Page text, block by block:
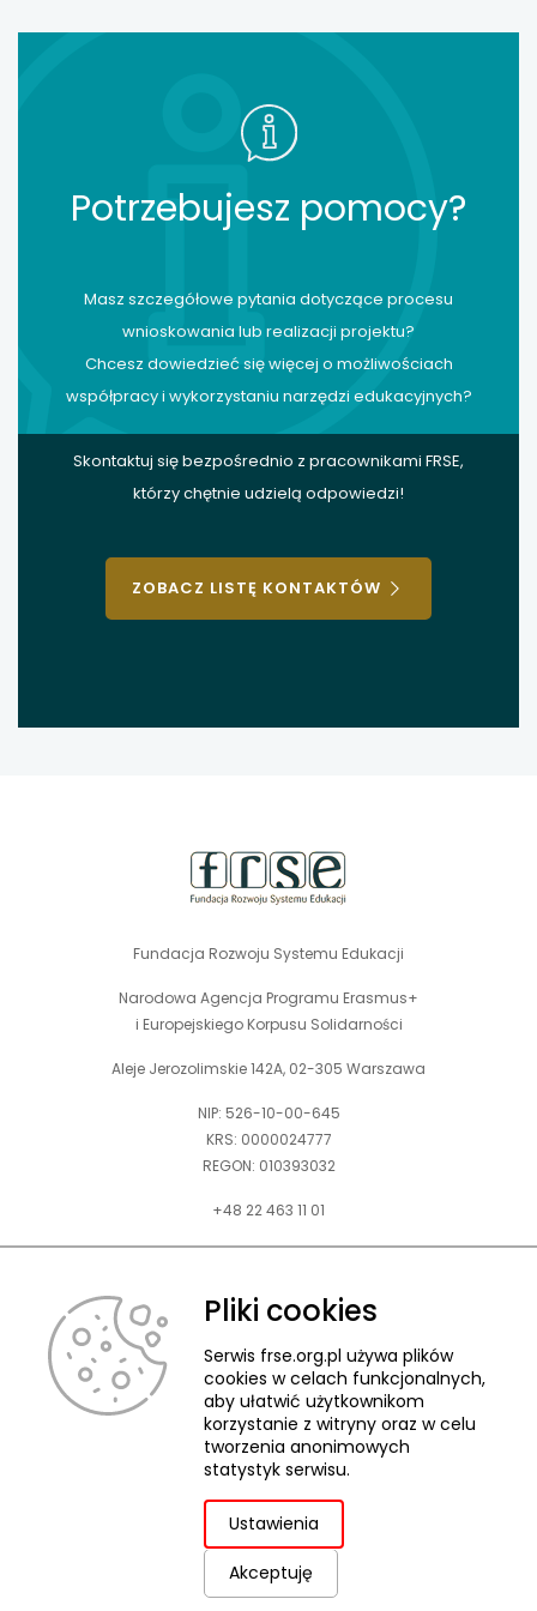
Potrzebujesz pomocy?
Masz szczegółowe pytania dotyczące procesu
wnioskowania lub realizacji projektu?
Chcesz dowiedzieć się więcej o możliwościach
współpracy i wykorzystaniu narzędzi edukacyjnych?
Skontaktuj się bezpośrednio z pracownikami FRSE,
którzy chętnie udzielą odpowiedzi!
ZOBACZ LISTĘ KONTAKTÓW
Fundacja Rozwoju Systemu Edukacji
Narodowa Agencja Programu Erasmus+
i Europejskiego Korpusu Solidarności
Aleje Jerozolimskie 142A, 02-305 Warszawa
NIP: 526-10-00-645
KRS: 0000024777
REGON: 010393032
+48 22 463 11 01
Zapraszamy do kontaktu telefonicznego w godz. 9-15.
kontakt@frse.org.pl
© 2026 Fundacja Rozwoju Systemu Edukacji
Ochrona danych osobowych
ZGŁASZANIE NARUSZEŃ
Projekt i realizacja:
Pliki cookies
Serwis frse.org.pl używa plików
cookies w celach funkcjonalnych,
aby ułatwić użytkownikom
korzystanie z witryny oraz w celu
tworzenia anonimowych
statystyk serwisu.
Ustawienia
Akceptuję